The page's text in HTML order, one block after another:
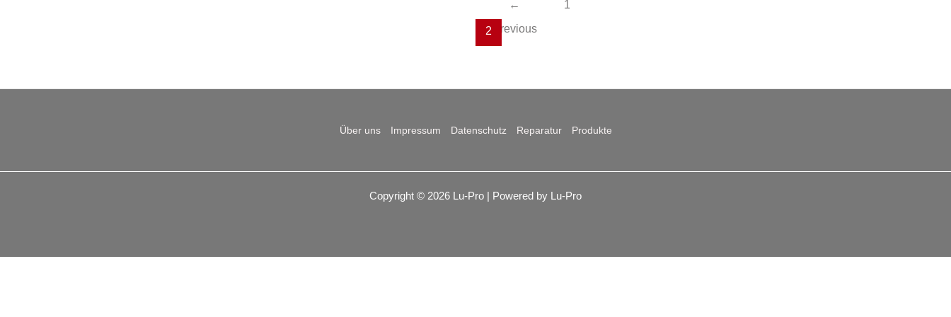
←
Previous
1
2
Über uns Impressum Datenschutz Reparatur Produkte
Copyright © 2026 Lu-Pro | Powered by Lu-Pro